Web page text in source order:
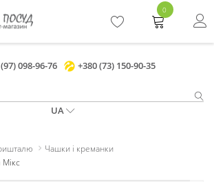
098-96-76 +380 (73) 150-90-35
UA
0
Чашки і креманки